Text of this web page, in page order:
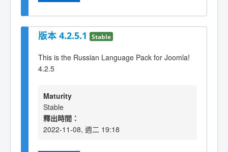
版本 4.2.5.1 Stable
This is the Russian Language Pack for Joomla!
4.2.5
Maturity
Stable
釋出時間：
2022-11-08, 週二 19:18